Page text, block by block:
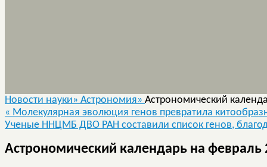
Новости науки» Астрономия» Астрономический
« Молекулярная эволюция генов превратила
Ученые ННЦМБ ДВО РАН составили список генов,
Астрономический календарь на февраль